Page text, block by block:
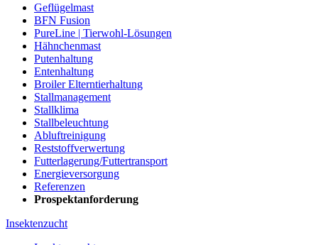
Geflügelmast
BFN Fusion
PureLine | Tierwohl-Lösungen
Hähnchenmast
Putenhaltung
Entenhaltung
Broiler Elterntierhaltung
Stallmanagement
Stallklima
Stallbeleuchtung
Abluftreinigung
Reststoffverwertung
Futterlagerung/Futtertransport
Energieversorgung
Referenzen
Prospektanforderung
Insektenzucht